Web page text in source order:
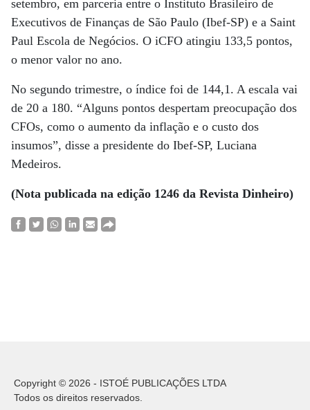
setembro, em parceria entre o Instituto Brasileiro de
Executivos de Finanças de São Paulo (Ibef-SP) e a Saint
Paul Escola de Negócios. O iCFO atingiu 133,5 pontos,
o menor valor no ano.
No segundo trimestre, o índice foi de 144,1. A escala vai
de 20 a 180. “Alguns pontos despertam preocupação dos
CFOs, como o aumento da inflação e o custo dos
insumos”, disse a presidente do Ibef-SP, Luciana
Medeiros.
(Nota publicada na edição 1246 da Revista Dinheiro)
Copyright © 2026 - ISTOÉ PUBLICAÇÕES LTDA
Todos os direitos reservados.